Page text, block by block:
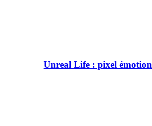
Unreal Life : pixel émotion